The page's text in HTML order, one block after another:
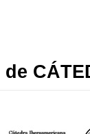
de